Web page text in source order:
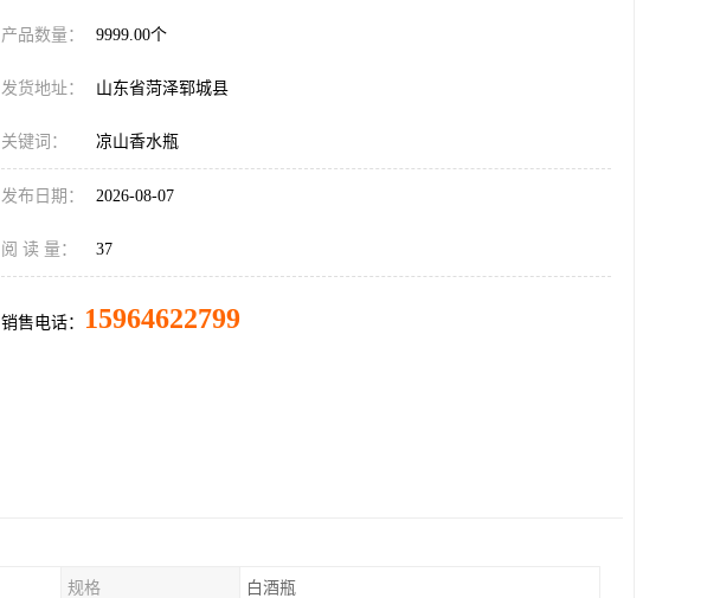
产品数量： 9999.00个
发货地址： 山东省菏泽郓城县
关键词： 凉山香水瓶
发布日期： 2026-08-07
阅 读 量： 37
销售电话： 15964622799
规格 白酒瓶